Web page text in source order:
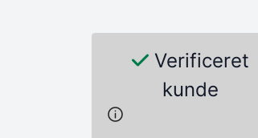
Verificeret
kunde